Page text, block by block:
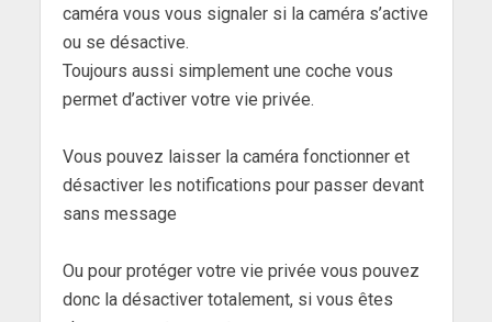
caméra vous vous signaler si la caméra s’active
ou se désactive.
Toujours aussi simplement une coche vous
permet d’activer votre vie privée.
Vous pouvez laisser la caméra fonctionner et
désactiver les notifications pour passer devant
sans message
Ou pour protéger votre vie privée vous pouvez
donc la désactiver totalement, si vous êtes